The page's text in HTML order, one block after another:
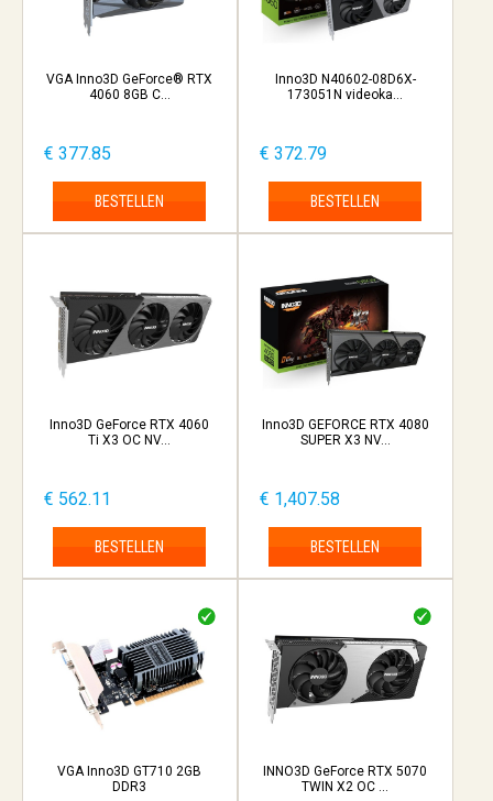
VGA Inno3D GeForce® RTX
4060 8GB C...
€ 377.85
BESTELLEN
Inno3D N40602-08D6X-
173051N videoka...
€ 372.79
BESTELLEN
Inno3D GeForce RTX 4060
Ti X3 OC NV...
€ 562.11
BESTELLEN
Inno3D GEFORCE RTX 4080
SUPER X3 NV...
€ 1,407.58
BESTELLEN
VGA Inno3D GT710 2GB
DDR3
INNO3D GeForce RTX 5070
TWIN X2 OC ...